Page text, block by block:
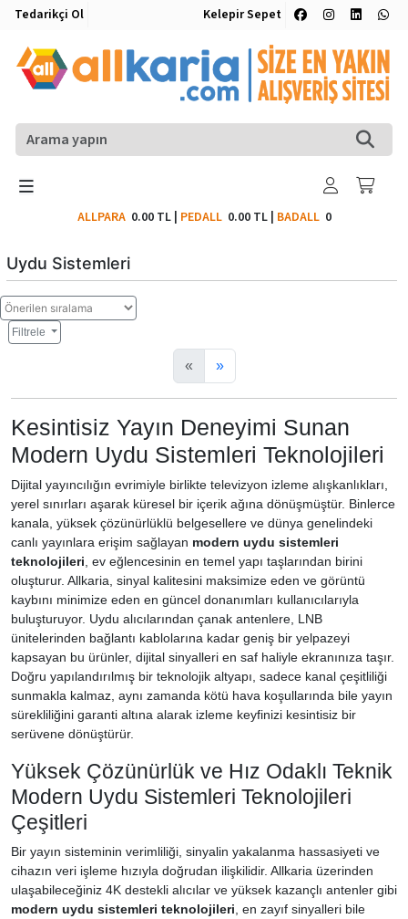
Tedarikçi Ol Kelepir Sepet
ALLPARA 0.00 TL| PEDALL 0.00 TL| BADALL0
Uydu Sistemleri
Filtrele
« »
Kesintisiz Yayın Deneyimi Sunan
Modern Uydu Sistemleri Teknolojileri
Dijital yayıncılığın evrimiyle birlikte televizyon izleme alışkanlıkları,
yerel sınırları aşarak küresel bir içerik ağına dönüşmüştür. Binlerce
kanala, yüksek çözünürlüklü belgesellere ve dünya genelindeki
canlı yayınlara erişim sağlayan modern uydu sistemleri
teknolojileri , ev eğlencesinin en temel yapı taşlarından birini
oluşturur. Allkaria, sinyal kalitesini maksimize eden ve görüntü
kaybını minimize eden en güncel donanımları kullanıcılarıyla
buluşturuyor. Uydu alıcılarından çanak antenlere, LNB
ünitelerinden bağlantı kablolarına kadar geniş bir yelpazeyi
kapsayan bu ürünler, dijital sinyalleri en saf haliyle ekranınıza taşır.
Doğru yapılandırılmış bir teknolojik altyapı, sadece kanal çeşitliliği
sunmakla kalmaz, aynı zamanda kötü hava koşullarında bile yayın
sürekliliğini garanti altına alarak izleme keyfinizi kesintisiz bir
serüvene dönüştürür.
Yüksek Çözünürlük ve Hız Odaklı Teknik
Modern Uydu Sistemleri Teknolojileri
Çeşitleri
Bir yayın sisteminin verimliliği, sinyalin yakalanma hassasiyeti ve
cihazın veri işleme hızıyla doğrudan ilişkilidir. Allkaria üzerinden
ulaşabileceğiniz 4K destekli alıcılar ve yüksek kazançlı antenler gibi
modern uydu sistemleri teknolojileri , en zayıf sinyalleri bile